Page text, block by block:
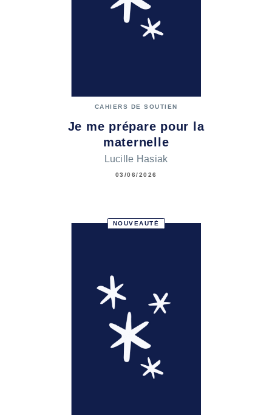
CAHIERS DE SOUTIEN
Je me prépare pour la
maternelle
Lucille Hasiak
03/06/2026
NOUVEAUTÉ